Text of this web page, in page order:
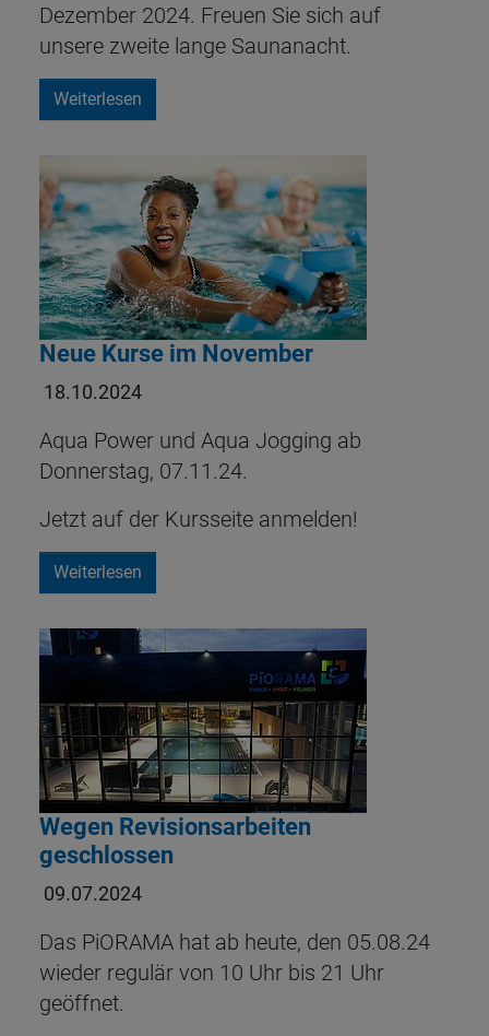
Dezember 2024. Freuen Sie sich auf
unsere zweite lange Saunanacht.
Weiterlesen
Neue Kurse im November
18.10.2024
Aqua Power und Aqua Jogging ab
Donnerstag, 07.11.24.
Jetzt auf der Kursseite anmelden!
Weiterlesen
Wegen Revisionsarbeiten
geschlossen
09.07.2024
Das PiORAMA hat ab heute, den 05.08.24
wieder regulär von 10 Uhr bis 21 Uhr
geöffnet.